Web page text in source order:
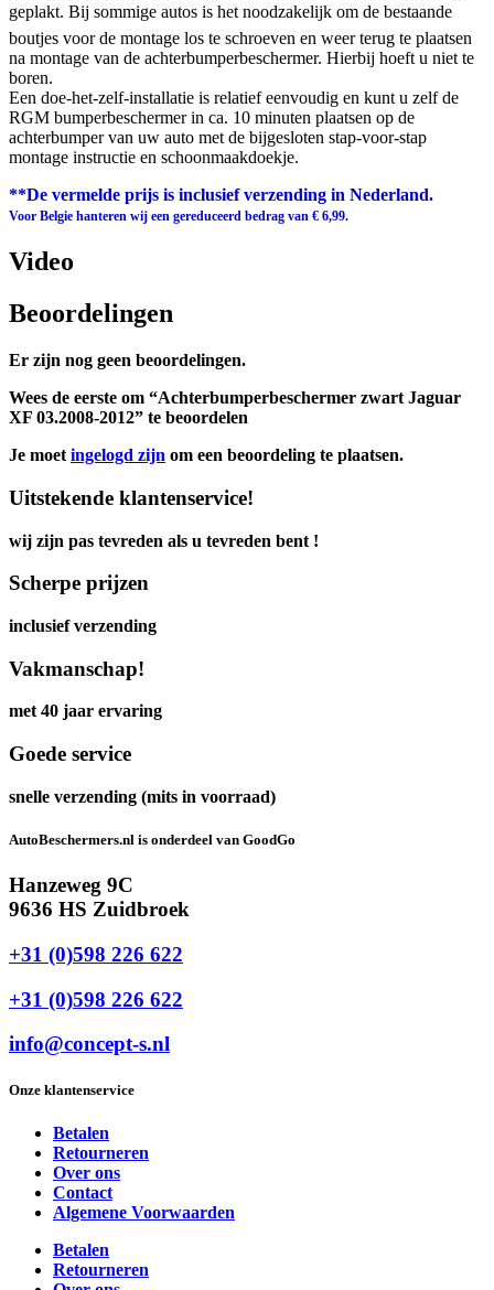
geplakt. Bij sommige autos is het noodzakelijk om de bestaande
boutjes voor de montage los te schroeven en weer terug te plaatsen
na montage van de achterbumperbeschermer. Hierbij hoeft u niet te
boren.
Een doe-het-zelf-installatie is relatief eenvoudig en kunt u zelf de
RGM bumperbeschermer in ca. 10 minuten plaatsen op de
achterbumper van uw auto met de bijgesloten stap-voor-stap
montage instructie en schoonmaakdoekje.
**De vermelde prijs is inclusief verzending in Nederland.
Voor Belgie hanteren wij een gereduceerd bedrag van € 6,99.
Video
Beoordelingen
Er zijn nog geen beoordelingen.
Wees de eerste om “Achterbumperbeschermer zwart Jaguar
XF 03.2008-2012” te beoordelen
Je moet ingelogd zijn om een beoordeling te plaatsen.
Uitstekende klantenservice!
wij zijn pas tevreden als u tevreden bent !
Scherpe prijzen
inclusief verzending
Vakmanschap!
met 40 jaar ervaring
Goede service
snelle verzending (mits in voorraad)
AutoBeschermers.nl is onderdeel van GoodGo
Hanzeweg 9C
9636 HS Zuidbroek
+31 (0)598 226 622
+31 (0)598 226 622
info@concept-s.nl
Onze klantenservice
Betalen
Retourneren
Over ons
Contact
Algemene Voorwaarden
Betalen
Retourneren